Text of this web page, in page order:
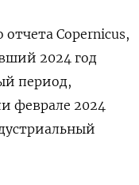
Copernicus,
2024 год
период,
феврале 2024